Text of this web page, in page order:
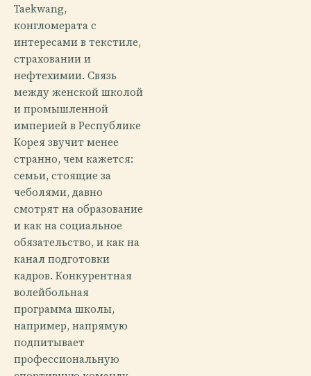
Taekwang,
конгломерата с
интересами в текстиле,
страховании и
нефтехимии. Связь
между женской школой
и промышленной
империей в Республике
Корея звучит менее
странно, чем кажется:
семьи, стоящие за
чеболями, давно
смотрят на образование
и как на социальное
обязательство, и как на
канал подготовки
кадров. Конкурентная
волейбольная
программа школы,
например, напрямую
подпитывает
профессиональную